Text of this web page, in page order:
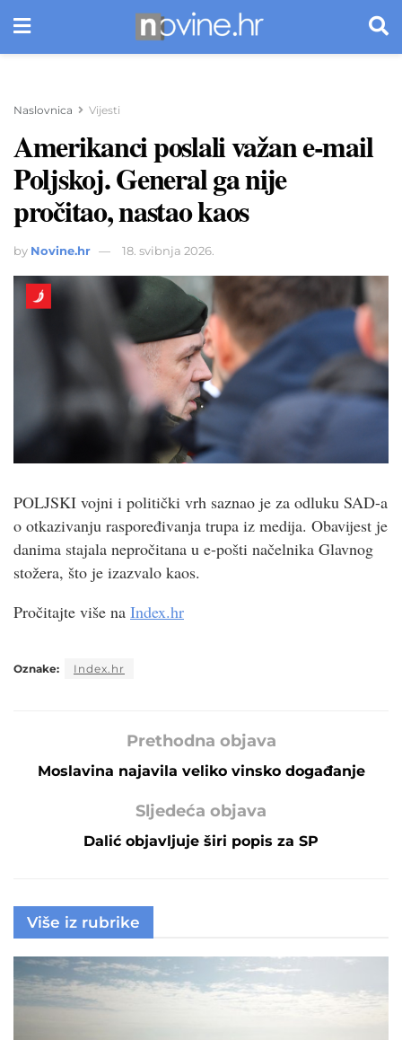
Naslovnica Vijesti
Amerikanci poslali važan e-mail
Poljskoj. General ga nije
pročitao, nastao kaos
by Novine.hr 18. svibnja 2026.
POLJSKI vojni i politički vrh saznao je za odluku SAD-a
o otkazivanju raspoređivanja trupa iz medija. Obavijest je
danima stajala nepročitana u e-pošti načelnika Glavnog
stožera, što je izazvalo kaos.
Pročitajte više na Index.hr
Oznake: Index.hr
Prethodna objava
Moslavina najavila veliko vinsko događanje
Sljedeća objava
Dalić objavljuje širi popis za SP
Više iz rubrike